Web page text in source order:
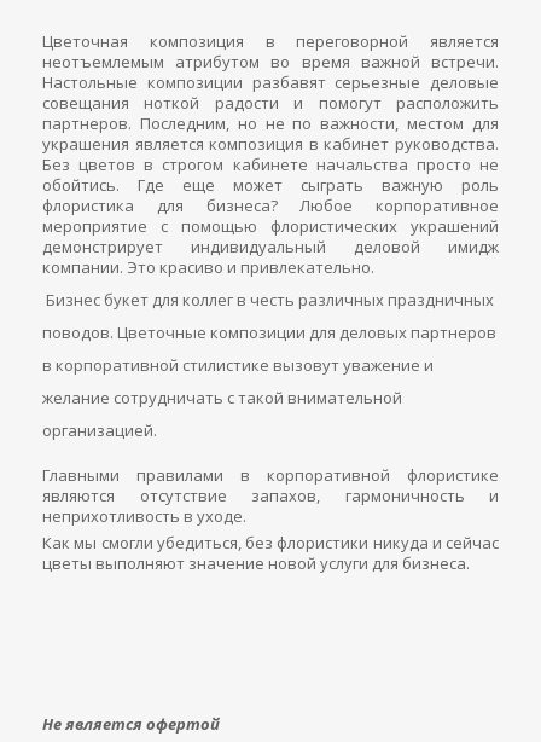
Цветочная композиция в переговорной является
неотъемлемым атрибутом во время важной встречи.
Настольные композиции разбавят серьезные деловые
совещания ноткой радости и помогут расположить
партнеров. Последним, но не по важности, местом для
украшения является композиция в кабинет руководства.
Без цветов в строгом кабинете начальства просто не
обойтись. Где еще может сыграть важную роль
флористика для бизнеса?Любое корпоративное
мероприятие с помощью флористических украшений
демонстрирует индивидуальный деловой имидж
компании. Это красиво и привлекательно.
Бизнес букет для коллег в честь различных праздничных
поводов. Цветочные композиции для деловых партнеров
в корпоративной стилистике вызовут уважение и
желание сотрудничать с такой внимательной
организацией.
Главными правилами в корпоративной флористике
являются отсутствие запахов, гармоничность и
неприхотливость в уходе.
Как мы смогли убедиться, без флористики никуда и сейчас
цветы выполняют значение новой услуги для бизнеса.
Не является офертой